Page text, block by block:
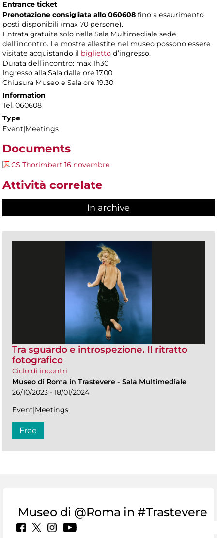
Entrance ticket
Prenotazione consigliata allo 060608 fino a esaurimento
posti disponibili (max 70 persone).
Entrata gratuita solo nella Sala Multimediale sede
dell’incontro. Le mostre allestite nel museo possono essere
visitate acquistando il biglietto d’ingresso.
Durata dell’incontro: max 1h30
Ingresso alla Sala dalle ore 17.00
Chiusura Museo e Sala ore 19.30
Information
Tel. 060608
Type
Event|Meetings
Documents
CS Thorimbert 16 novembre
Attività correlate
In archive
Tra sguardo e introspezione. Il ritratto
fotografico
Ciclo di incontri
Museo di Roma in Trastevere - Sala Multimediale
26/10/2023 - 18/01/2024
Event|Meetings
Free
Museo di @Roma in #Trastevere